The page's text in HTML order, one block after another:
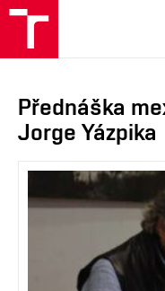
Přednáška
Jorge Yázpika